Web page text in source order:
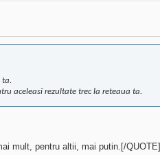
ta.
aceleasi rezultate trec la reteaua ta.
mult, pentru altii, mai putin.[/QUOTE]